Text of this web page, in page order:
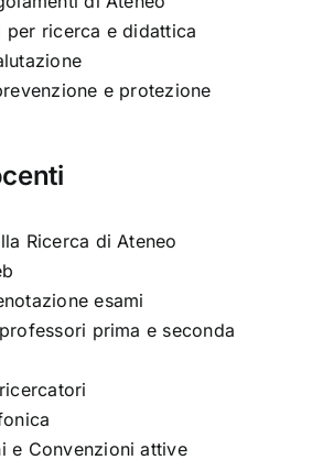
per ricerca e didattica
e protezione
Ricerca di Ateneo
esami
prima e seconda
e Convenzioni attive